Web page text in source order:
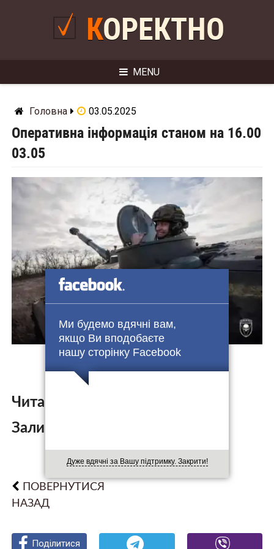
Ми будемо вдячні вам,
якщо Ви вподобаєте
нашу сторінку Facebook
Дуже вдячні за Вашу підтримку. Закрити!
КОРЕКТНО
MENU
Головна 03.05.2025
Оперативна інформація станом на 16.00
03.05
Читайте також:
Залишити коментар:
ПОВЕРНУТИСЯ
НАЗАД
Поділитися